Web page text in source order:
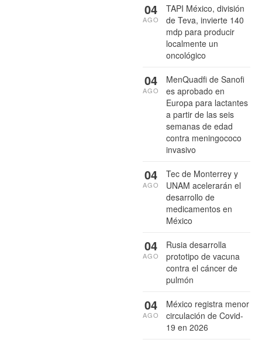
TAPI México, división
de Teva, invierte 140
mdp para producir
localmente un
oncológico
04
AGO
MenQuadfi de Sanofi
es aprobado en
Europa para lactantes
a partir de las seis
semanas de edad
contra meningococo
invasivo
04
AGO
Tec de Monterrey y
UNAM acelerarán el
desarrollo de
medicamentos en
México
04
AGO
Rusia desarrolla
prototipo de vacuna
contra el cáncer de
pulmón
04
AGO
México registra menor
circulación de Covid-
19 en 2026
04
AGO